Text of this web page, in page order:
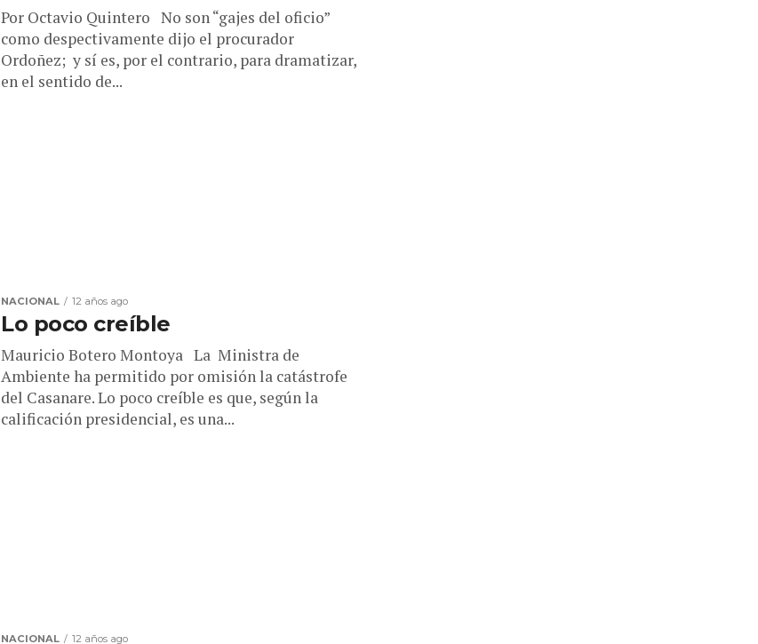
Por Octavio Quintero No son “gajes del oficio”
como despectivamente dijo el procurador
Ordoñez; y sí es, por el contrario, para dramatizar,
en el sentido de...
NACIONAL 12 años ago
Lo poco creíble
Mauricio Botero Montoya La Ministra de
Ambiente ha permitido por omisión la catástrofe
del Casanare. Lo poco creíble es que, según la
calificación presidencial, es una...
NACIONAL 12 años ago